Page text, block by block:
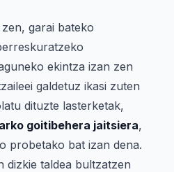
zen, garai bateko
ekintza izan zen
galdetuz ikasi zuten
dituzte lasterketak,
goitibehera jaitsiera,
probetako bat izan dena.
dizkie taldea bultzatzen